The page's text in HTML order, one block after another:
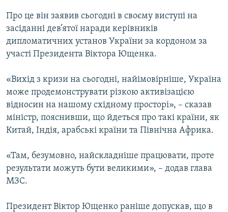
МУЛЬТИМЕДІА
ФОТО
СПЕЦПРОЄКТИ
КРИМ РЕАЛІЇ
РУС
ДОЛУЧАЙСЯ!
Про це вiн заявив сьогодні в своєму виступi на
засiданнi дев’ятої наради керiвникiв
дипломатичних установ України за кордоном за
участі Президента Вiктора Ющенка.
«Вихiд з кризи на сьогоднi, найiмовiрнiше, Україна
може продемонструвати рiзкою активiзацiєю
вiдносин на нашому схiдному просторi», – сказав
мiнiстр, пояснивши, що йдеться про такi країни, як
Китай, Iндiя, арабськi країни та Пiвнiчна Африка.
«Там, безумовно, найскладнiше працювати, проте
результати можуть бути великими», – додав глава
МЗС.
Президент Віктор Ющенко раніше допускав, що в